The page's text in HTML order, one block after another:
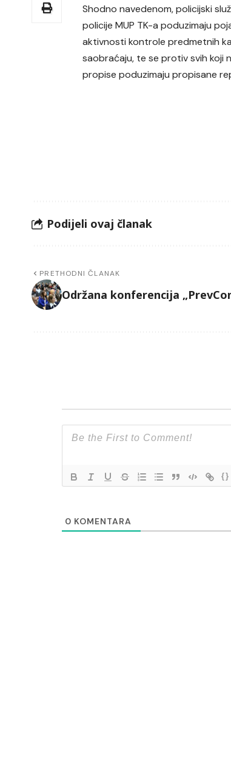
Shodno navedenom, policijski
policije MUP TK-a poduzimaju
aktivnosti kontrole predmetnih
saobraćaju, te se protiv svih koji
propise poduzimaju propisane
Podijeli ovaj članak
PRETHODNI ČLANAK
Održana konferencija
{}
0 KOMENTARA